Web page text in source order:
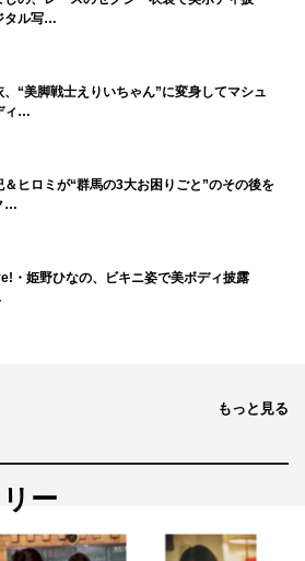
ル写…
、“美脚戦士えりいちゃん”に変身してマシュ
ィ…
＆ヒロミが“群馬の3大お困りごと”のその後を
…
・姫野ひなの、ビキニ姿で美ボディ披露
もっと見る
ー